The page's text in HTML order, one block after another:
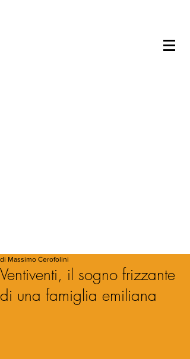
Ventiventi, il sogno frizzante
di una famiglia emiliana
di Massimo Cerofolini